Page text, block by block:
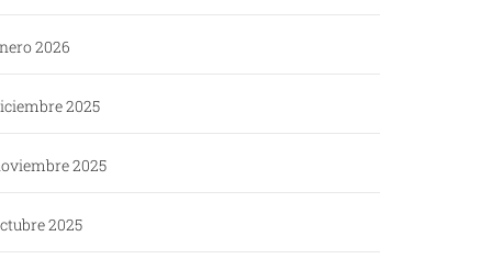
2026
2025
2025
2025